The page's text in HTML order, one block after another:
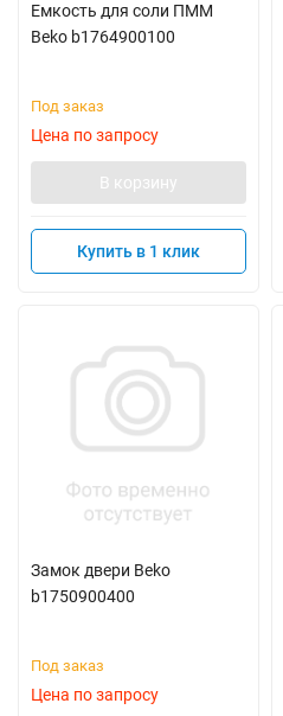
Емкость для соли ПММ
Beko b1764900100
Под заказ
Цена по запросу
В корзину
Купить в 1 клик
Замок двери Beko
b1750900400
Под заказ
Цена по запросу